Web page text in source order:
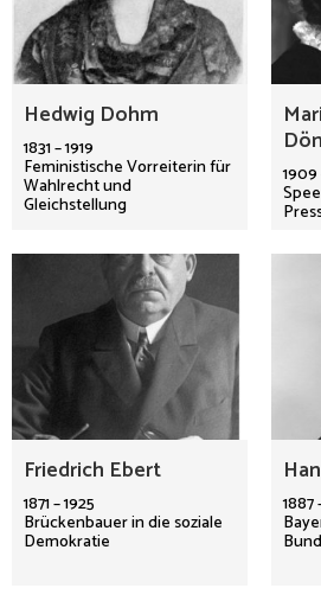
Hedwig Dohm
1831 – 1919
Feministische Vorreiterin für
Wahlrecht und
Gleichstellung
Friedrich Ebert
1871 – 1925
Brückenbauer in die soziale
Demokratie
1887